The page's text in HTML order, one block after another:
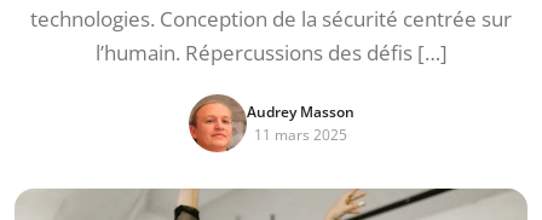
technologies. Conception de la sécurité centrée sur
l’humain. Répercussions des défis […]
Audrey Masson
11 mars 2025